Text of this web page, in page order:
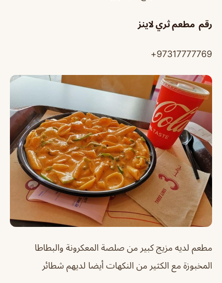
رقم مطعم ثري لاينز
97317777769+
مطعم لديه مزيج كبير من صلصة المعكرونة والبطاطا
المخبوزة مع الكثير من النكهات أيضا لديهم شطائر